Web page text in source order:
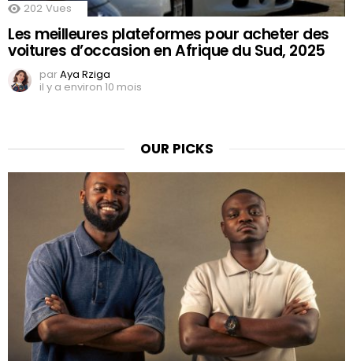
202 Vues
Les meilleures plateformes pour acheter des
voitures d’occasion en Afrique du Sud, 2025
parAya Rziga
il y a environ 10 mois
OUR PICKS